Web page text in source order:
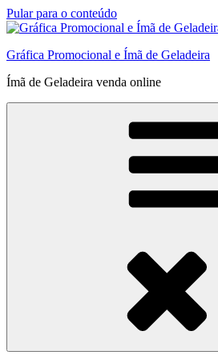
Pular para o conteúdo
Gráfica Promocional e Ímã de Geladeira
Ímã de Geladeira venda online